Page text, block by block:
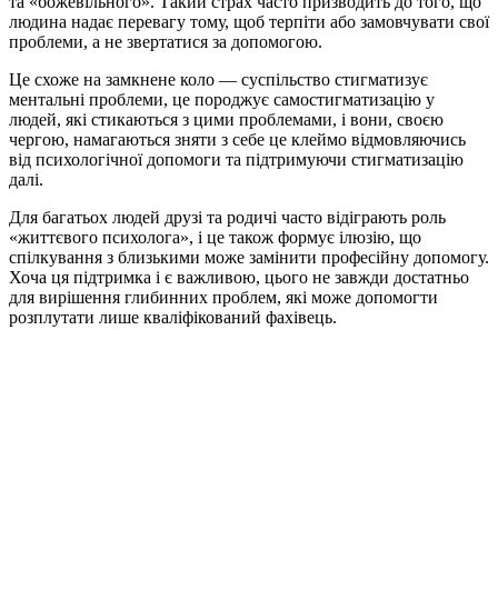
людина надає перевагу тому, щоб терпіти або замовчувати свої
проблеми, а не звертатися за допомогою.
Це схоже на замкнене коло — суспільство стигматизує
ментальні проблеми, це породжує самостигматизацію у
людей, які стикаються з цими проблемами, і вони, своєю
чергою, намагаються зняти з себе це клеймо відмовляючись
від психологічної допомоги та підтримуючи стигматизацію
далі.
Для багатьох людей друзі та родичі часто відіграють роль
«життєвого психолога», і це також формує ілюзію, що
спілкування з близькими може замінити професійну допомогу.
Хоча ця підтримка і є важливою, цього не завжди достатньо
для вирішення глибинних проблем, які може допомогти
розплутати лише кваліфікований фахівець.